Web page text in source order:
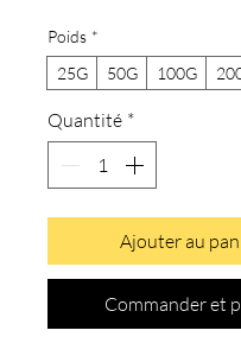
Poids *
25G
50G 100G
Quantité *
Ajouter au
Commander et